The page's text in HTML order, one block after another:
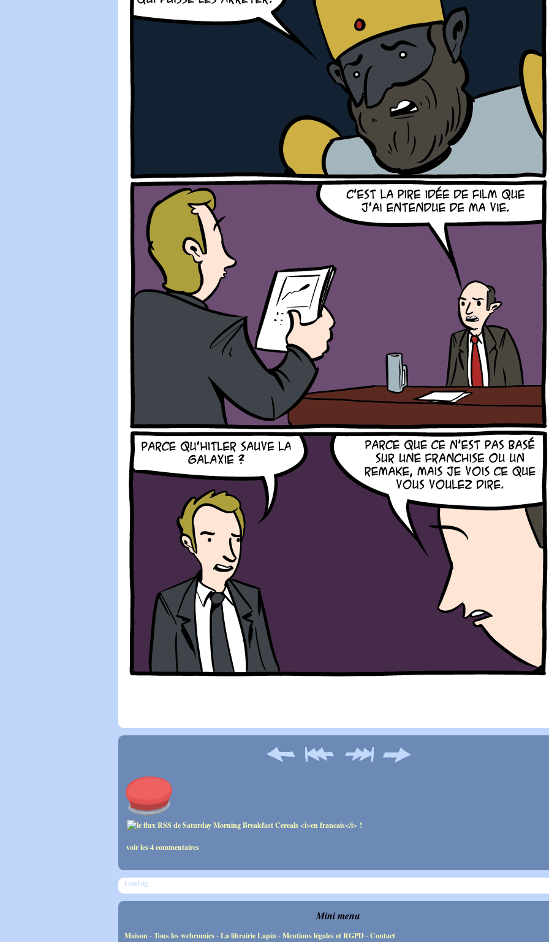
voir les 4 commentaires
Loading
Mini menu
Maison-Tous les webcomics-La librairie Lapin-Mentions légales et RGPD-Contact